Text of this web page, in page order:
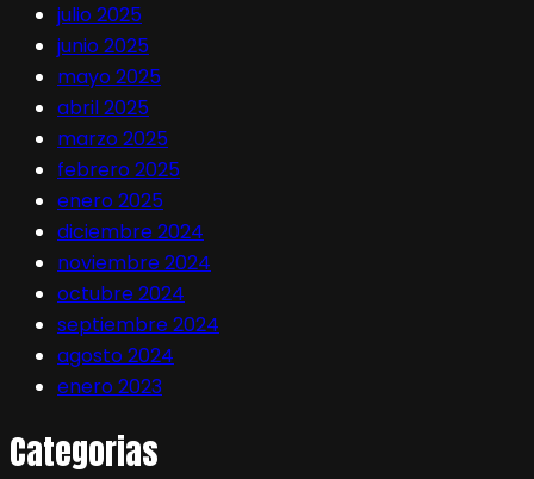
julio 2025
junio 2025
mayo 2025
abril 2025
marzo 2025
febrero 2025
enero 2025
diciembre 2024
noviembre 2024
octubre 2024
septiembre 2024
agosto 2024
enero 2023
Categorias